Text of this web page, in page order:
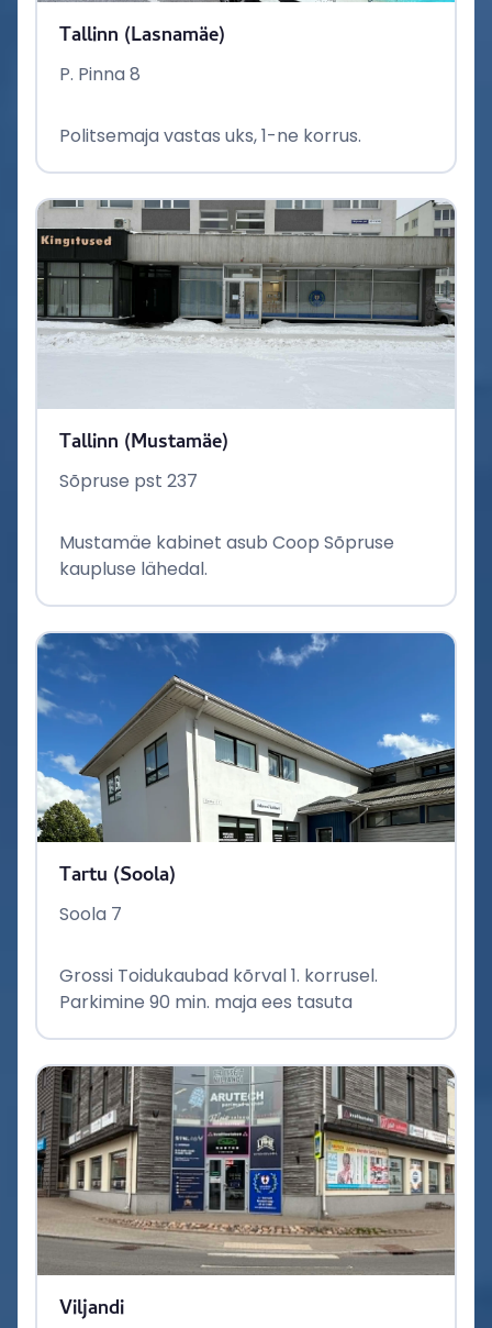
Tallinn (Lasnamäe)
P. Pinna 8
Politsemaja vastas uks, 1-ne korrus.
Tallinn (Mustamäe)
Sõpruse pst 237
Mustamäe kabinet asub Coop Sõpruse
kaupluse lähedal.
Tartu (Soola)
Soola 7
Grossi Toidukaubad kõrval 1. korrusel.
Parkimine 90 min. maja ees tasuta
Viljandi